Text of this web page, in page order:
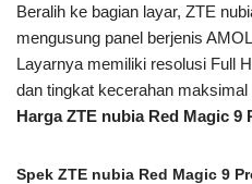
Beralih ke bagian layar, ZTE
mengusung panel berjenis
Layarnya memiliki resolusi Full
dan tingkat kecerahan
Harga ZTE nubia Red Magic 9
Spek ZTE nubia Red Magic 9